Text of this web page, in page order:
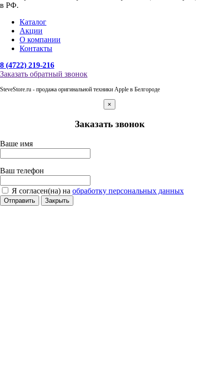
в РФ.
Каталог
Акции
О компании
Контакты
8 (4722) 219-216
Заказать обратный звонок
SteveStore.ru - продажа оригинальной техники Apple в Белгороде
×
Заказать звонок
Ваше имя
Ваш телефон
Я согласен(на) на обработку персональных данных
Отправить Закрыть